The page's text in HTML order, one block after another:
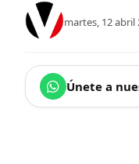
martes, 12 abril
Únete a